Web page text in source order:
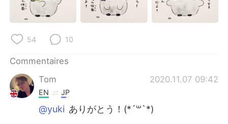
54 10
Commentaires
Tom
2020.11.07 09:42
EN JP
@yuki ありがとう！(*´꒳`*)